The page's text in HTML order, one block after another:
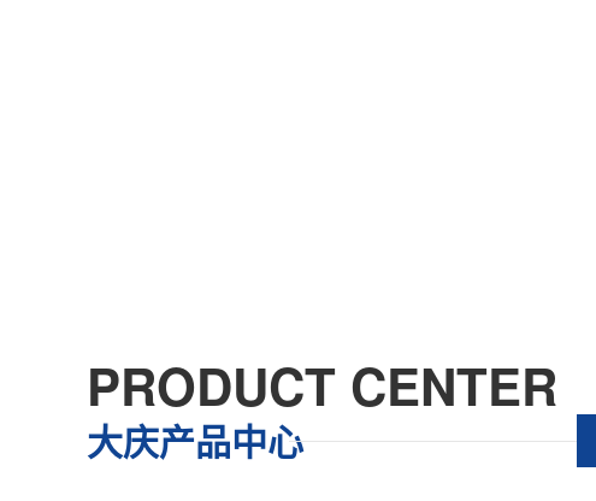
PRODUCT CENTER
大庆产品中心